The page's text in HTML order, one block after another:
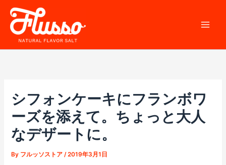
シフォンケーキにフランボワ
ーズを添えて。ちょっと大人
なデザートに。
By フルッソストア/2019年3月1日